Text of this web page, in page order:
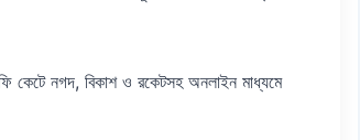
কেটে নগদ, বিকাশ ও রকেটসহ অনলাইন মাধ্যমে